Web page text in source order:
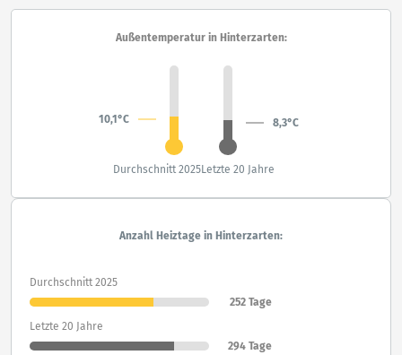
Außentemperatur in Hinterzarten:
10,1°C 8,3°C
Durchschnitt 2025Letzte 20 Jahre
Anzahl Heiztage in Hinterzarten:
Durchschnitt 2025
252 Tage
Letzte 20 Jahre
294 Tage